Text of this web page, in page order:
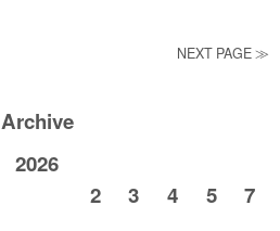
NEXT PAGE ≫
Archive
2026
2
3 4 5
7